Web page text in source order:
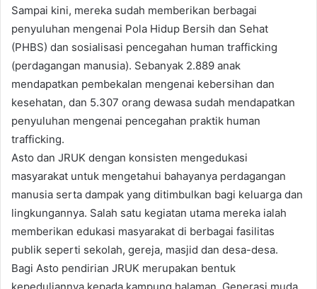
Sampai kini, mereka sudah memberikan berbagai
penyuluhan mengenai Pola Hidup Bersih dan Sehat
(PHBS) dan sosialisasi pencegahan human trafficking
(perdagangan manusia). Sebanyak 2.889 anak
mendapatkan pembekalan mengenai kebersihan dan
kesehatan, dan 5.307 orang dewasa sudah mendapatkan
penyuluhan mengenai pencegahan praktik human
trafficking.
Asto dan JRUK dengan konsisten mengedukasi
masyarakat untuk mengetahui bahayanya perdagangan
manusia serta dampak yang ditimbulkan bagi keluarga dan
lingkungannya. Salah satu kegiatan utama mereka ialah
memberikan edukasi masyarakat di berbagai fasilitas
publik seperti sekolah, gereja, masjid dan desa-desa.
Bagi Asto pendirian JRUK merupakan bentuk